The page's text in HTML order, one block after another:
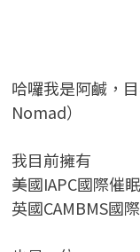
哈囉我是阿鹹，
Nomad）
我目前擁有
美國IAPC國際催
英國CAMBMS國